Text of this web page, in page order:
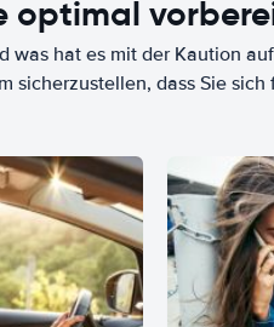
optimal
hat es mit der Kaution
sicherzustellen, dass Sie